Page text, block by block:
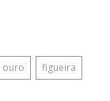
ouro
figueira